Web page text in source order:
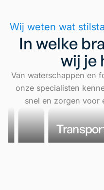
Wij weten wat
In welke
wij je
Van waterschappen en
onze specialisten
snel en zorgen voor
Food